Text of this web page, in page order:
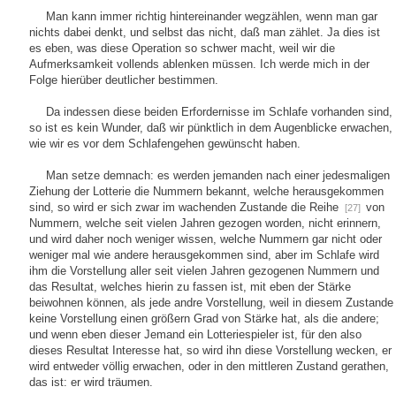
Man kann immer richtig hintereinander wegzählen, wenn man gar
nichts dabei denkt, und selbst das nicht, daß man zählet. Ja dies ist
es eben, was diese Operation so schwer macht, weil wir die
Aufmerksamkeit vollends ablenken müssen. Ich werde mich in der
Folge hierüber deutlicher bestimmen.
Da indessen diese beiden Erfordernisse im Schlafe vorhanden sind,
so ist es kein Wunder, daß wir pünktlich in dem Augenblicke erwachen,
wie wir es vor dem Schlafengehen gewünscht haben.
Man setze demnach: es werden jemanden nach einer jedesmaligen
Ziehung der Lotterie die Nummern bekannt, welche herausgekommen
sind, so wird er sich zwar im wachenden Zustande die Reihe
[27] von
Nummern, welche seit vielen Jahren gezogen worden, nicht erinnern,
und wird daher noch weniger wissen, welche Nummern gar nicht oder
weniger mal wie andere herausgekommen sind, aber im Schlafe wird
ihm die Vorstellung aller seit vielen Jahren gezogenen Nummern und
das Resultat, welches hierin zu fassen ist, mit eben der Stärke
beiwohnen können, als jede andre Vorstellung, weil in diesem Zustande
keine Vorstellung einen größern Grad von Stärke hat, als die andere;
und wenn eben dieser Jemand ein Lotteriespieler ist, für den also
dieses Resultat Interesse hat, so wird ihn diese Vorstellung wecken, er
wird entweder völlig erwachen, oder in den mittleren Zustand gerathen,
das ist: er wird träumen.